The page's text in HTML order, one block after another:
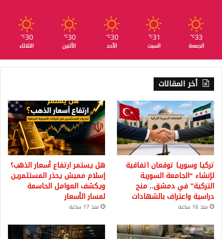
33
℃
الجمعة
31
℃
السبت
30
℃
الأحد
30
℃
الأثنين
30
℃
الثلاثاء
أخر المقالات
تركيا وسوريا توقعان اتفاقية
لإنشاء “الجامعة السورية
التركية” في دمشق.. منح
دراسية واعتراف بالشهادات
منذ 16 ساعة
هل يستمر ارتفاع أسعار الذهب؟
إسلام مميش يحذر المستثمرين
ويكشف العوامل الحاسمة
لمسار الأسعار
منذ 17 ساعة